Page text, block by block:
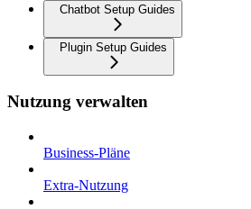
Chatbot Setup Guides
Plugin Setup Guides
Nutzung verwalten
Business-Pläne
Extra-Nutzung